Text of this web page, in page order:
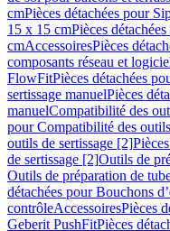
cmPièces détachées pour
15 x 15 cmPièces
cmAccessoiresPièces
composants réseau et
FlowFitPièces détachées
sertissage manuelPièces
manuelCompatibilité des
pour Compatibilité des
outils de sertissage [2]
de sertissage [2]Outils de
Outils de préparation de
détachées pour Bouchons
contrôleAccessoiresPièces
Geberit PushFitPièces